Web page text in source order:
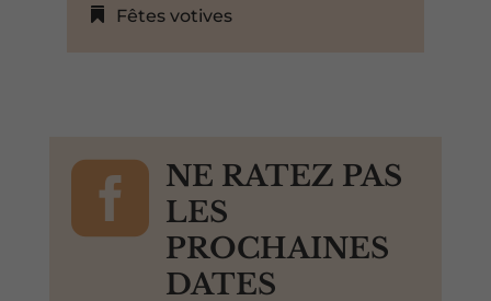
Fêtes votives

NE RATEZ PAS
LES
PROCHAINES
DATES